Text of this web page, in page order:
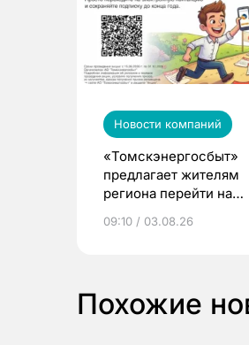
Новости компаний
«Томскэнергосбыт»
предлагает жителям
региона перейти на
выиграть призы
09:10 / 03.08.26
Похожие